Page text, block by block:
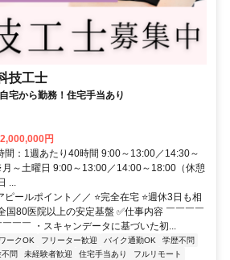
技工士
宅から勤務！住宅手当あり
円
間：1週あたり40時間 9:00～13:00／14:30～
～土曜日 9:00～13:00／14:00～18:00（休憩
...
ールポイント／／ ⭐完全在宅 ⭐週休3日も相
国80医院以上の安定基盤 ✅仕事内容 ￣￣￣￣
￣￣ ・スキャンデータに基づいた初...
ークOK フリーター歓迎 バイク通勤OK
学歴不問
問 未経験者歓迎 住宅手当あり
フルリモート